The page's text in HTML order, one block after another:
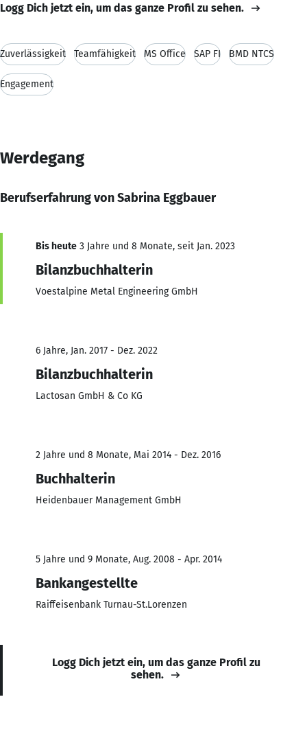
Logg Dich jetzt ein, um das ganze Profil zu sehen.
Zuverlässigkeit Teamfähigkeit MS Office SAP FI BMD NTCS
Engagement
Werdegang
Berufserfahrung von Sabrina Eggbauer
Bis heute 3 Jahre und 8 Monate, seit Jan. 2023
Bilanzbuchhalterin
Voestalpine Metal Engineering GmbH
6 Jahre, Jan. 2017 - Dez. 2022
Bilanzbuchhalterin
Lactosan GmbH & Co KG
2 Jahre und 8 Monate, Mai 2014 - Dez. 2016
Buchhalterin
Heidenbauer Management GmbH
5 Jahre und 9 Monate, Aug. 2008 - Apr. 2014
Bankangestellte
Raiffeisenbank Turnau-St.Lorenzen
Logg Dich jetzt ein, um das ganze Profil zu
sehen.